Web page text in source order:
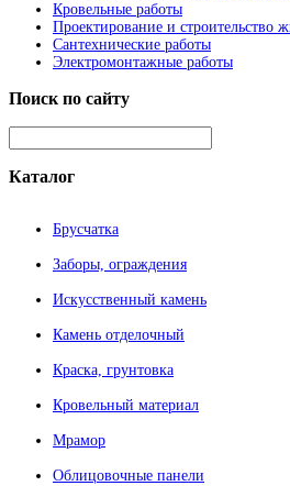
Кровельные работы
Проектирование и
Сантехнические работы
Электромонтажные работы
Поиск по сайту
Каталог
Брусчатка
Заборы, ограждения
Искусственный камень
Камень отделочный
Краска, грунтовка
Кровельный материал
Мрамор
Облицовочные панели